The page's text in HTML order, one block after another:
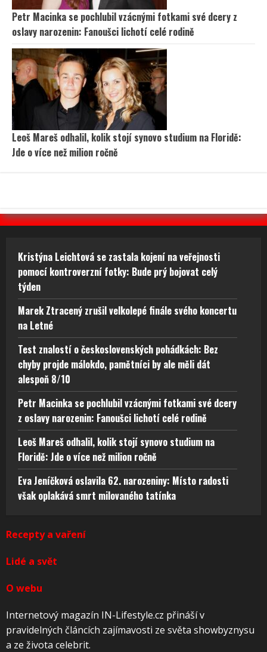
Petr Macinka se pochlubil vzácnými fotkami své dcery z
oslavy narozenin: Fanoušci lichotí celé rodině
Leoš Mareš odhalil, kolik stojí synovo studium na Floridě:
Jde o více než milion ročně
Kristýna Leichtová se zastala kojení na veřejnosti
pomocí kontroverzní fotky: Bude prý bojovat celý
týden
Marek Ztracený zrušil velkolepé finále svého koncertu
na Letné
Test znalostí o československých pohádkách: Bez
chyby projde málokdo, pamětníci by ale měli dát
alespoň 8/10
Petr Macinka se pochlubil vzácnými fotkami své dcery
z oslavy narozenin: Fanoušci lichotí celé rodině
Leoš Mareš odhalil, kolik stojí synovo studium na
Floridě: Jde o více než milion ročně
Eva Jeníčková oslavila 62. narozeniny: Místo radosti
však oplakává smrt milovaného tatínka
Recepty a vaření
Lidé a svět
O webu
Internetový magazín IN-Lifestyle.cz přináší v
pravidelných článcích zajímavosti ze světa showbyznysu
a ze života celebrit.